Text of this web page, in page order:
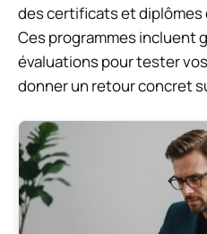
des certificats et
Ces programmes incluent
évaluations pour tester
donner un retour concret